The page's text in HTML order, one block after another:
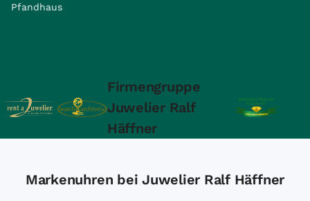
Pfandhaus
Firmengruppe
Juwelier Ralf
Häffner
Markenuhren bei Juwelier Ralf Häffner